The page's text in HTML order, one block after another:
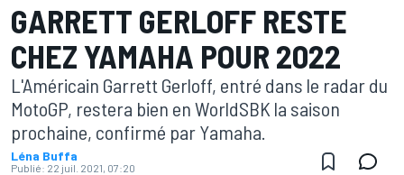
GARRETT GERLOFF RESTE
CHEZ YAMAHA POUR 2022
L'Américain Garrett Gerloff, entré dans le radar du
MotoGP, restera bien en WorldSBK la saison
prochaine, confirmé par Yamaha.
Léna Buffa
Publié: 22 juil. 2021, 07:20